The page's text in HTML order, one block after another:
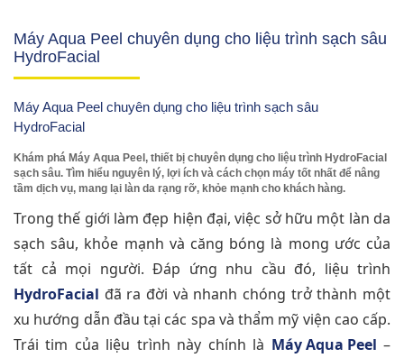
Máy Aqua Peel chuyên dụng cho liệu trình sạch sâu
HydroFacial
Máy Aqua Peel chuyên dụng cho liệu trình sạch sâu
HydroFacial
Khám phá Máy Aqua Peel, thiết bị chuyên dụng cho liệu trình HydroFacial
sạch sâu. Tìm hiểu nguyên lý, lợi ích và cách chọn máy tốt nhất để nâng
tầm dịch vụ, mang lại làn da rạng rỡ, khỏe mạnh cho khách hàng.
Trong thế giới làm đẹp hiện đại, việc sở hữu một làn da
sạch sâu, khỏe mạnh và căng bóng là mong ước của
tất cả mọi người. Đáp ứng nhu cầu đó, liệu trình
HydroFacial đã ra đời và nhanh chóng trở thành một
xu hướng dẫn đầu tại các spa và thẩm mỹ viện cao cấp.
Trái tim của liệu trình này chính là Máy Aqua Peel –